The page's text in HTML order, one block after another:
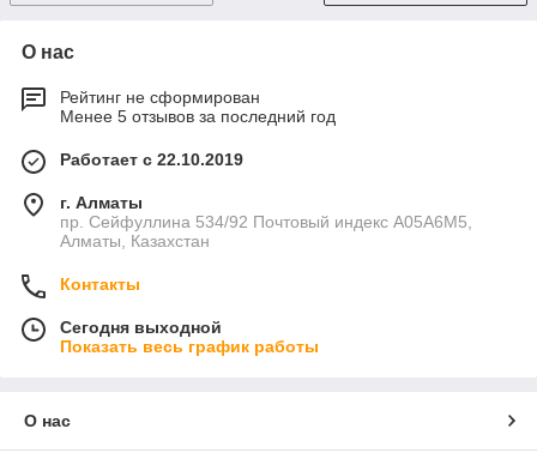
О нас
Рейтинг не сформирован
Менее 5 отзывов за последний год
Работает с 22.10.2019
г. Алматы
пр. Сейфуллина 534/92 Почтовый индекс A05A6M5,
Алматы, Казахстан
Контакты
Сегодня выходной
Показать весь график работы
О нас